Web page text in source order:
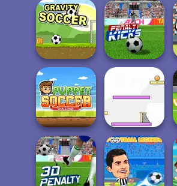
Soccer Random
Gravity Soccer Penalty Kicks
Puppet Soccer
Challenge
Spin Soccer 3